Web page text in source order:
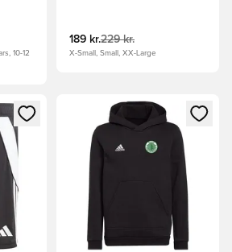
10-12
189 kr.229 kr.
X-Small, Small, XX-Large
logge ind eller tilmelde dig som
Åbner en Modal til at logge